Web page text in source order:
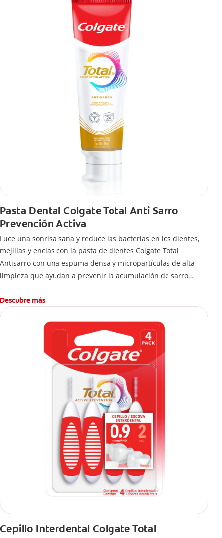
Pasta Dental Colgate Total Anti Sarro
Prevención Activa
Luce una sonrisa sana y reduce las bacterias en los dientes,
mejillas y encías con la pasta de dientes Colgate Total
Antisarro con una espuma densa y micropartículas de alta
limpieza que ayudan a prevenir la acumulación de sarro
Descubre más
Cepillo Interdental Colgate Total